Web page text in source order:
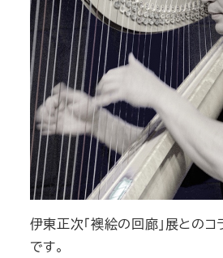
伊東正次「襖絵の回廊」展との
です。